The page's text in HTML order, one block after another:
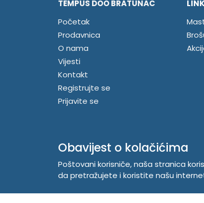
TEMPUS DOO BRATUNAC
Početak
Prodavnica
O nama
Vijesti
Kontakt
Registrujte se
Prijavite se
Obavijest o kolačićima
Poštovani korisniče, naša stranica
da pretražujete i koristite našu